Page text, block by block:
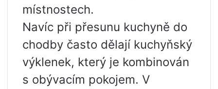
místnostech.
Navíc při přesunu kuchyně do
chodby často dělají kuchyňský
výklenek, který je kombinován
s obývacím pokojem. V